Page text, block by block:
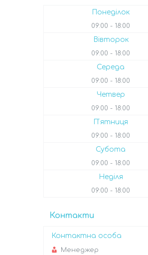
Понеділок
09:00 18:00
Вівторок
09:00 18:00
Середа
09:00 18:00
Четвер
09:00 18:00
Пʼятниця
09:00 18:00
Субота
09:00 18:00
Неділя
09:00 18:00
Контакти
Менеджер